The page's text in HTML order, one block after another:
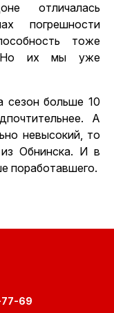
отличалась
погрешности
тоже
Но их мы уже
сезон больше 10
А
невысокий, то
Обнинска. И в
поработавшего.
77-69